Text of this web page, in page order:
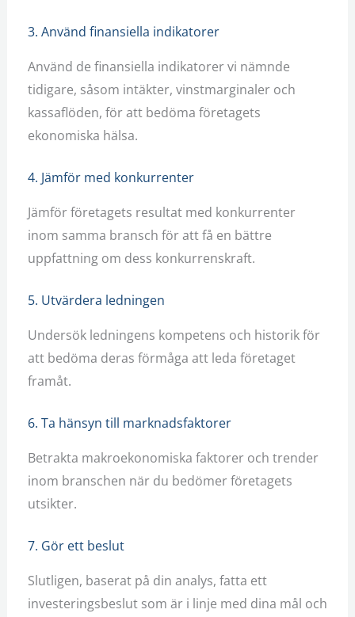
3. Använd finansiella indikatorer
Använd de finansiella indikatorer vi nämnde
tidigare, såsom intäkter, vinstmarginaler och
kassaflöden, för att bedöma företagets
ekonomiska hälsa.
4. Jämför med konkurrenter
Jämför företagets resultat med konkurrenter
inom samma bransch för att få en bättre
uppfattning om dess konkurrenskraft.
5. Utvärdera ledningen
Undersök ledningens kompetens och historik för
att bedöma deras förmåga att leda företaget
framåt.
6. Ta hänsyn till marknadsfaktorer
Betrakta makroekonomiska faktorer och trender
inom branschen när du bedömer företagets
utsikter.
7. Gör ett beslut
Slutligen, baserat på din analys, fatta ett
investeringsbeslut som är i linje med dina mål och